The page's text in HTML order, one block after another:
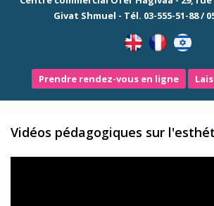
Givat Shmuel - Tél. 03-555-51-88/
Prendre rendez-vous en ligne
Vidéos pédagogiques sur